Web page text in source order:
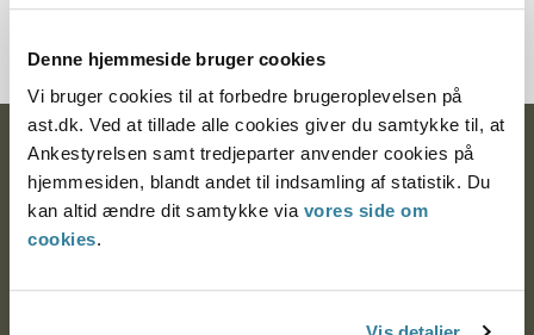
Denne hjemmeside bruger cookies
Vi bruger cookies til at forbedre brugeroplevelsen på
ast.dk. Ved at tillade alle cookies giver du samtykke til, at
Ankestyrelsen samt tredjeparter anvender cookies på
hjemmesiden, blandt andet til indsamling af statistik. Du
kan altid ændre dit samtykke via vores side om
cookies.
Download PDF
Ankestyrelsen
Postadresse:
9000 Aalborg